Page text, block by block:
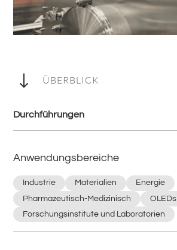
" ÜBERBLICK
Durchführungen
Anwendungsbereiche
Industrie Materialien
Energie
Pharmazeutisch-Medizinisch
OLEDs
Forschungsinstitute und Laboratorien